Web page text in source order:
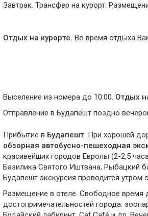
Завтрак. Трансфер на курорт.
Отдых на курорте. Во время отдыха
Выселение из номера до 10:00. Отдых
Отправление в Будапешт поздно
Прибытие в Будапешт. При хорошей
обзорная автобусно-пешеходная
красивейших городов Европы (2-2,5
Базилика Святого Иштвана, Рыбацкий
Будапешт экскурсия проводится утром
Размещение в отеле. Свободное время
достопримечательностей города: